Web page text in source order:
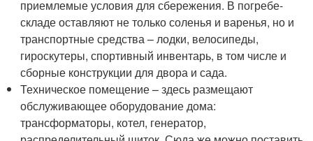
приемлемые условия для сбережения. В погребе-
складе оставляют не только соленья и варенья, но и
транспортные средства – лодки, велосипеды,
гироскутеры, спортивный инвентарь, в том числе и
сборные конструкции для двора и сада.
Техническое помещение – здесь размещают
обслуживающее оборудование дома:
трансформаторы, котел, генератор,